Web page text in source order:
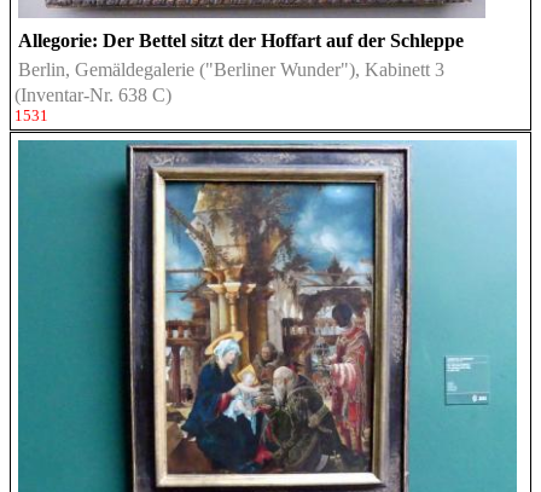
Allegorie: Der Bettel sitzt der Hoffart auf der Schleppe
Berlin, Gemäldegalerie ("Berliner Wunder"), Kabinett 3
(Inventar-Nr. 638 C)
1531